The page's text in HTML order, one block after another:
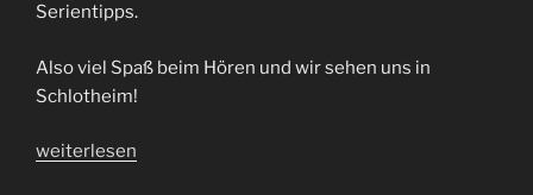
Serientipps.
Also viel Spaß beim Hören und wir sehen uns in
Schlotheim!
„Thüringer
weiterlesen